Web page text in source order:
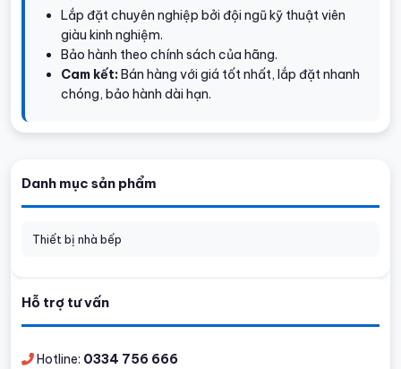
Danh mục sản phẩm
Thiết bị nhà bếp
Hỗ trợ tư vấn
Hotline: 0334 756 666
Lắp đặt chuyên nghiệp bởi đội ngũ kỹ thuật viên
giàu kinh nghiệm.
Bảo hành theo chính sách của hãng.
Cam kết: Bán hàng với giá tốt nhất, lắp đặt nhanh
chóng, bảo hành dài hạn.